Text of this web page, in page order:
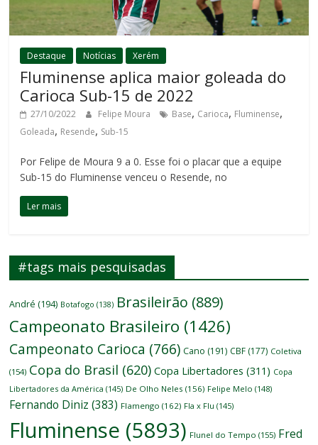
Destaque Notícias Xerém
Fluminense aplica maior goleada do
Carioca Sub-15 de 2022
27/10/2022 Felipe Moura Base, Carioca, Fluminense,
Goleada, Resende, Sub-15
Por Felipe de Moura 9 a 0. Esse foi o placar que a equipe
Sub-15 do Fluminense venceu o Resende, no
Ler mais
#tags mais pesquisadas
André (194) Botafogo (138) Brasileirão (889)
Campeonato Brasileiro (1426)
Campeonato Carioca (766) Cano (191) CBF (177) Coletiva
(154) Copa do Brasil (620) Copa Libertadores (311) Copa
Libertadores da América (145) De Olho Neles (156) Felipe Melo (148)
Fernando Diniz (383) Flamengo (162) Fla x Flu (145)
Fluminense (5893) Flunel do Tempo (155) Fred